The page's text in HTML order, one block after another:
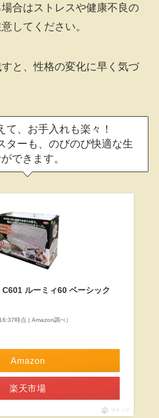
合はストレスや健康不良の
してください。
と、性格の変化に早く気づ
て、お手入れも楽々！
ターも、のびのび快適な生
できます。
ルーミィ60 ベーシック
時点 | Amazon調べ）
Amazon
楽天市場
ポチップ